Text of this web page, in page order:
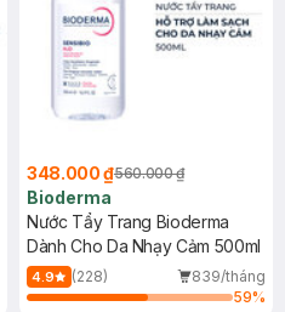
348.000 ₫560.000 ₫
Bioderma
Nước Tẩy Trang Bioderma
Dành Cho Da Nhạy Cảm 500ml
4.9 (228)
839/tháng
59%